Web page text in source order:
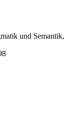
und Semantik,